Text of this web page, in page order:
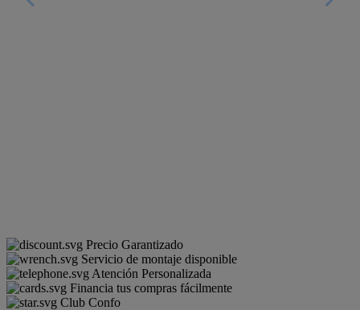
Precio Garantizado
Servicio de montaje disponible
Atención Personalizada
Financia tus compras fácilmente
Club Confo